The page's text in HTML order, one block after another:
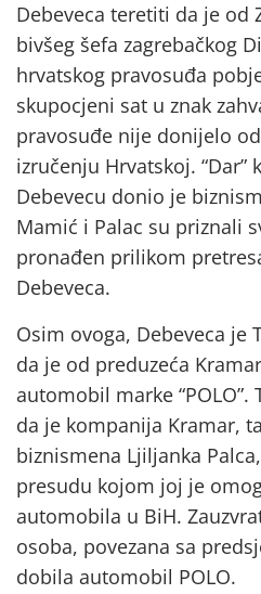
Debeveca teretiti da je od
bivšeg šefa zagrebačkog
hrvatskog pravosuđa
skupocjeni sat u znak
pravosuđe nije donijelo
izručenju Hrvatskoj.
Debevecu donio je
Mamić i Palac su priznali
pronađen prilikom
Debeveca.
Osim ovoga, Debeveca je
da je od preduzeća
automobil marke
da je kompanija Kramar,
biznismena Ljiljanka
presudu kojom joj je
automobila u BiH.
osoba, povezana sa
dobila automobil POLO.